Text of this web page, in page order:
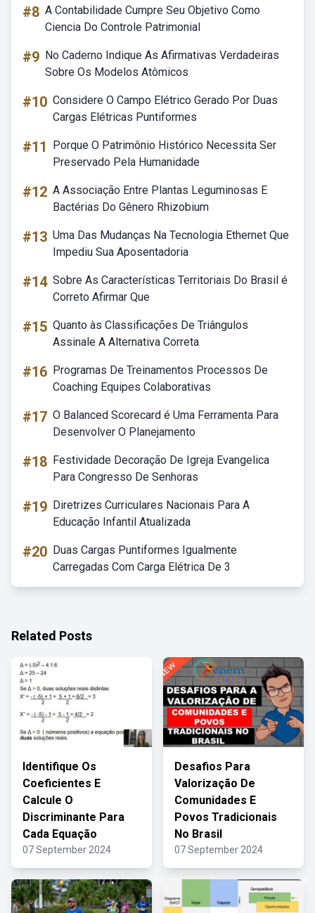
#8 A Contabilidade Cumpre Seu Objetivo Como
Ciencia Do Controle Patrimonial
#9 No Caderno Indique As Afirmativas Verdadeiras
Sobre Os Modelos Atômicos
#10 Considere O Campo Elétrico Gerado Por Duas
Cargas Elétricas Puntiformes
#11
Porque O Patrimônio Histórico Necessita Ser
Preservado Pela Humanidade
#12 A Associação Entre Plantas Leguminosas E
Bactérias Do Gênero Rhizobium
#13 Uma Das Mudanças Na Tecnologia Ethernet Que
Impediu Sua Aposentadoria
#14 Sobre As Características Territoriais Do Brasil é
Correto Afirmar Que
#15 Quanto às Classificações De Triângulos
Assinale A Alternativa Correta
#16 Programas De Treinamentos Processos De
Coaching Equipes Colaborativas
#17 O Balanced Scorecard é Uma Ferramenta Para
Desenvolver O Planejamento
#18 Festividade Decoração De Igreja Evangelica
Para Congresso De Senhoras
#19 Diretrizes Curriculares Nacionais Para A
Educação Infantil Atualizada
#20 Duas Cargas Puntiformes Igualmente
Carregadas Com Carga Elétrica De 3
Related Posts
Identifique Os
Coeficientes E
Calcule O
Discriminante Para
Cada Equação
07 September 2024
Desafios Para
Valorização De
Comunidades E
Povos Tradicionais
No Brasil
07 September 2024